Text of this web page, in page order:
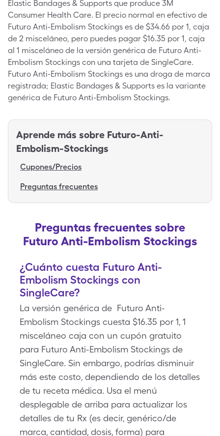
Elastic Bandages & Supports que produce 3M
Consumer Health Care. El precio normal en efectivo de
Futuro Anti-Embolism Stockings es de $34.66 por 1, caja
de 2 misceláneo, pero puedes pagar $16.35 por 1, caja
al 1 misceláneo de la versión genérica de Futuro Anti-
Embolism Stockings con una tarjeta de SingleCare.
Futuro Anti-Embolism Stockings es una droga de marca
registrada; Elastic Bandages & Supports es la variante
genérica de Futuro Anti-Embolism Stockings.
Aprende más sobre Futuro-Anti-
Embolism-Stockings
Cupones/Precios
Preguntas frecuentes
Preguntas frecuentes sobre
Futuro Anti-Embolism Stockings
¿Cuánto cuesta Futuro Anti-
Embolism Stockings con
SingleCare?
La versión genérica de Futuro Anti-
Embolism Stockings cuesta $16.35 por 1, 1
misceláneo caja con un cupón gratuito
para Futuro Anti-Embolism Stockings de
SingleCare. Sin embargo, podrías disminuir
más este costo, dependiendo de los detalles
de tu receta médica. Usa el menú
desplegable de arriba para actualizar los
detalles de tu Rx (es decir, genérico/de
marca, cantidad, dosis, forma) para